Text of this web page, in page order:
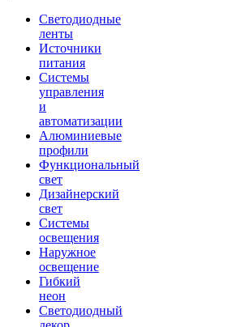
Светодиодные
ленты
Источники
питания
Системы
управления
и
автоматизации
Алюминиевые
профили
Функциональный
свет
Дизайнерский
свет
Системы
освещения
Наружное
освещение
Гибкий
неон
Светодиодный